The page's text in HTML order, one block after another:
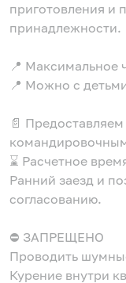
приготовления и
принадлежности.
📍 Максимальное
📍 Можно с
📄
⌛ Расчетное
Ранний заезд и
согласованию.
⛔ ЗАПРЕЩЕНО
Проводить
Курение внутри